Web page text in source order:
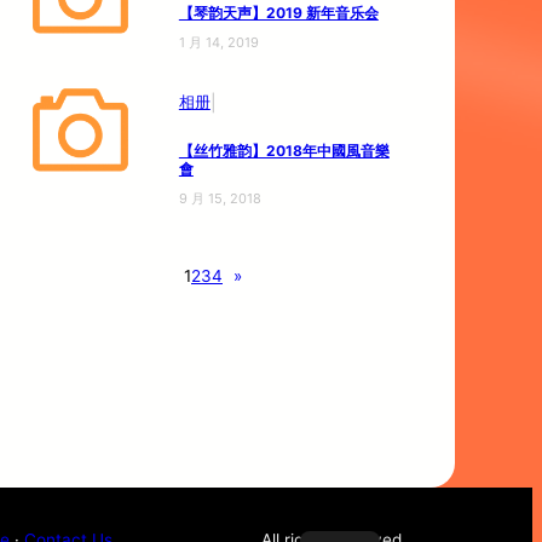
【琴韵天声】2019 新年音乐会
1 月 14, 2019
相册|
【丝竹雅韵】2018年中國風音樂
會
9 月 15, 2018
1234 »